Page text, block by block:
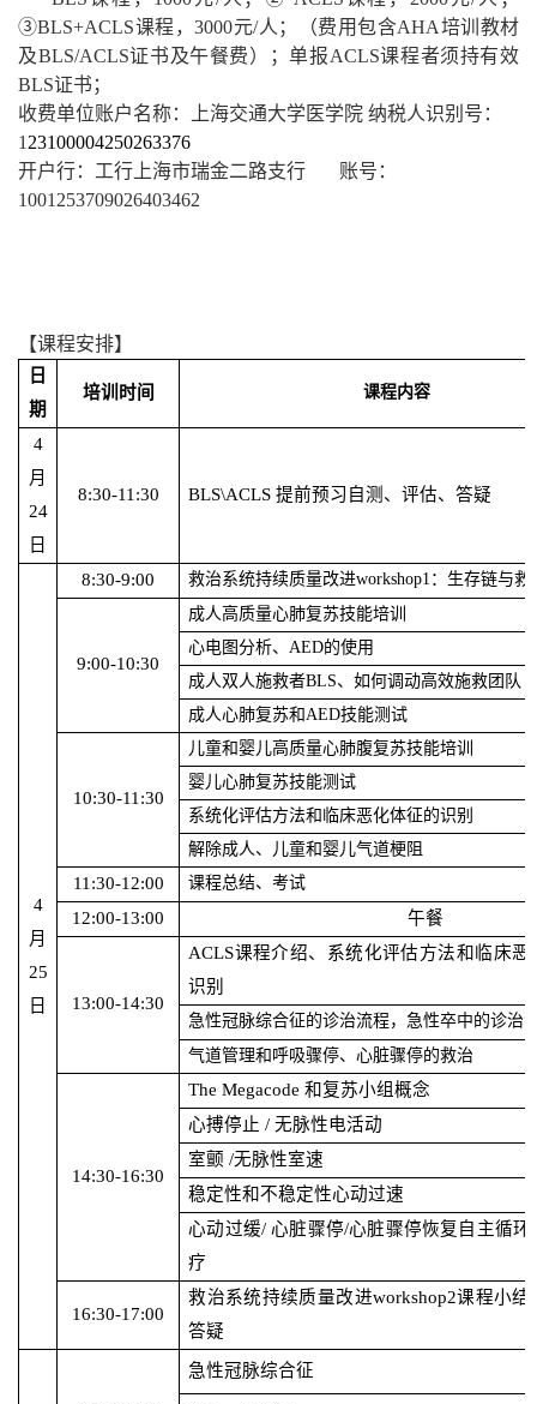
③BLS+ACLS课程，3000元/人；（费用包含AHA培训教材
及BLS/ACLS证书及午餐费）；单报ACLS课程者须持有效
BLS证书；
收费单位账户名称：
上海交通大学医学院 纳税人识别号：
1 23100004250263376
开户行： 工行上海市瑞金二路支行 账号 ：
1001253709026403462
【课程安排】
日
期
培训时间 课程内容
4
月
24
日
8:30-11:30 BLS\ACLS 提前预习自测、评估、答疑
4
月
25
日
8:30-9:00 救治系统持续质量改进workshop1：生存链与救
9:00-10:30
成人高质量心肺复苏技能培训
心电图分析、AED的使用
成人双人施救者BLS、如何调动高效施救团队
成人心肺复苏和AED技能测试
10:30-11:30
儿童和婴儿高质量心肺腹复苏技能培训
婴儿心肺复苏技能测试
系统化评估方法和临床恶化体征的识别
解除成人、儿童和婴儿气道梗阻
11:30-12:00 课程总结、考试
12:00-13:00 午餐
13:00-14:30
ACLS课程介绍、系统化评估方法和临床恶
识别
急性冠脉综合征的诊治流程，急性卒中的诊治
气道管理和呼吸骤停、心脏骤停的救治
14:30-16:30
The Megacode 和复苏小组概念
心搏停止 / 无脉性电活动
室颤 /无脉性室速
稳定性和不稳定性心动过速
心动过缓/ 心脏骤停/心脏骤停恢复自主循环
疗
16:30-17:00
救治系统持续质量改进workshop2课程小结
答疑
急性冠脉综合征